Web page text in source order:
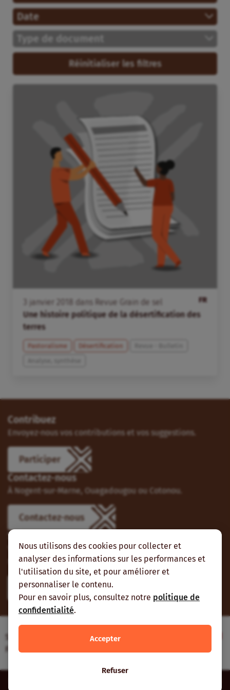
Nous utilisons des cookies pour collecter et
analyser des informations sur les performances et
l'utilisation du site, et pour améliorer et
personnaliser le contenu.
Pour en savoir plus, consultez notre politique de
confidentialité.
Accepter
Refuser
Date
Type de document
Réinitialiser les filtres
FR
janvier dans
Revue Grain de sel
Une histoire politique de la désertification des
terres
Pastoralisme Désertification
Contribuez
Envoyez-nous vos contributions et vos suggestions.
Participer
Contactez-nous
À Nogent-sur-Marne, Ouagadougou ou Cotonou.
Contactez-nous
Suivez-nous
Vous pouvez aussi vous abonner à nos flux RSS et nous
suivre sur les réseaux sociaux.
Site web réalisé avec le soutien de l’Agence
Française de Développement